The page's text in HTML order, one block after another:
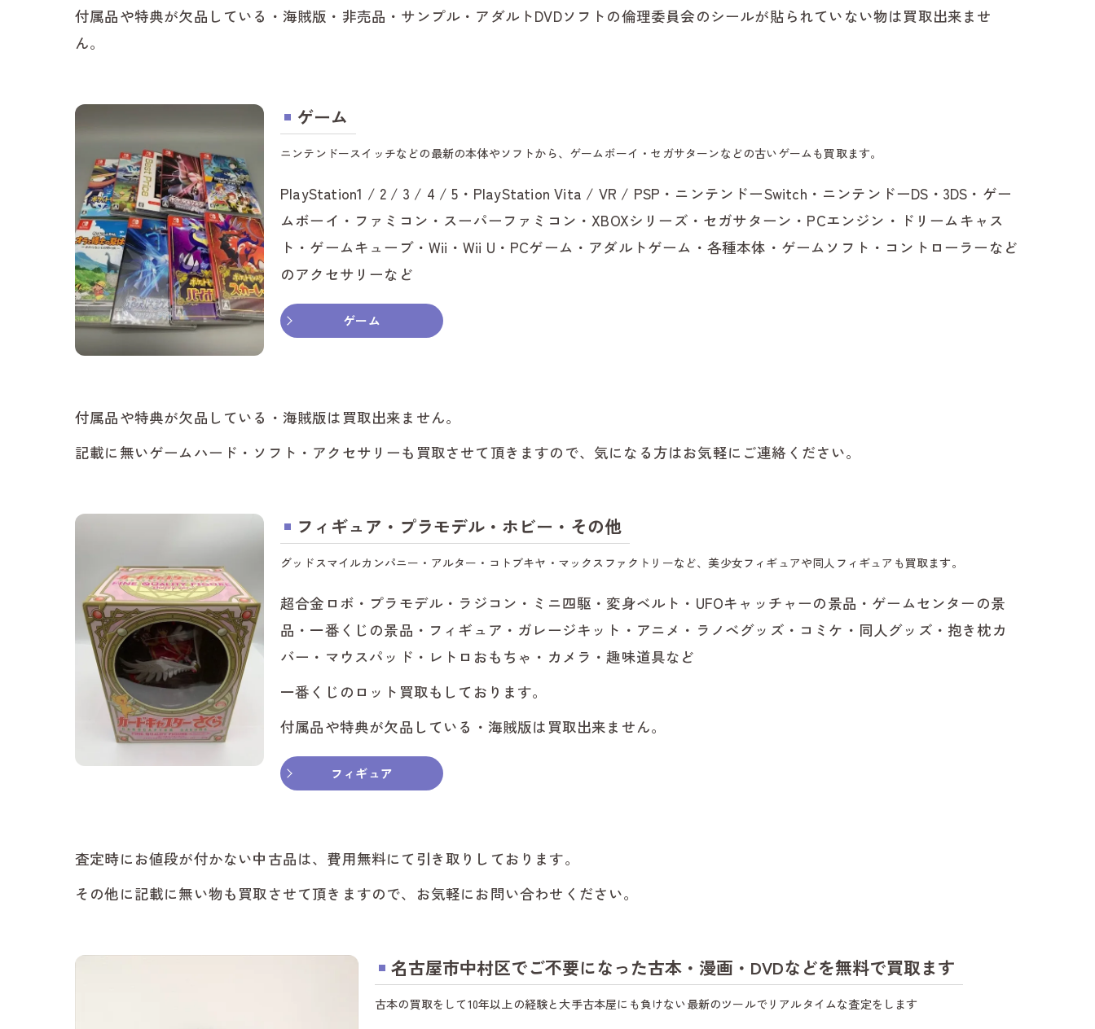
刈谷市で古本の出張買取はbuyBOOKへ
知立市で古本の出張買取はbuyBOOKへ
高浜市で古本の出張買取はbuyBOOKへ
みよし市で古本の出張買取はbuyBOOKへ
新城市で古本の出張買取はbuyBOOKへ
東栄町で古本の出張買取はbuyBOOKへ
豊根村で古本の出張買取はbuyBOOKへ
名古屋市東区で古本と漫画の出張買取はbuyBOOKへ
付属品や特典が欠品している・海賊版・非売品・サンプル・アダルトDVDソフトの倫理委員会のシールが貼られていない物は買取出来ませ
ん。
ゲーム
ニンテンドースイッチなどの最新の本体やソフトから、ゲームボーイ・セガサターンなどの古いゲームも買取ます。
PlayStation1 / 2 / 3 / 4 / 5・PlayStation Vita / VR / PSP・ニンテンドーSwitch・ニンテンドーDS・3DS・ゲー
ムボーイ・ファミコン・スーパーファミコン・XBOXシリーズ・セガサターン・PCエンジン・ドリームキャス
ト・ゲームキューブ・Wii・Wii U・PCゲーム・アダルトゲーム・各種本体・ゲームソフト・コントローラーなど
のアクセサリーなど
ゲーム
付属品や特典が欠品している・海賊版は買取出来ません。
記載に無いゲームハード・ソフト・アクセサリーも買取させて頂きますので、気になる方はお気軽にご連絡ください。
フィギュア・プラモデル・ホビー・その他
グッドスマイルカンパニー・アルター・コトブキヤ・マックスファクトリーなど、美少女フィギュアや同人フィギュアも買取ます。
超合金ロボ・プラモデル・ラジコン・ミニ四駆・変身ベルト・UFOキャッチャーの景品・ゲームセンターの景
品・一番くじの景品・フィギュア・ガレージキット・アニメ・ラノベグッズ・コミケ・同人グッズ・抱き枕カ
バー・マウスパッド・レトロおもちゃ・カメラ・趣味道具など
一番くじのロット買取もしております。
付属品や特典が欠品している・海賊版は買取出来ません。
フィギュア
査定時にお値段が付かない中古品は、費用無料にて引き取りしております。
その他に記載に無い物も買取させて頂きますので、お気軽にお問い合わせください。
名古屋市中村区でご不要になった古本・漫画・DVDなどを無料で買取ます
古本の買取をして10年以上の経験と大手古本屋にも負けない最新のツールでリアルタイムな査定をします